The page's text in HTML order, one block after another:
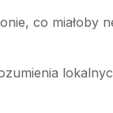
co miałoby